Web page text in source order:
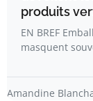
produits
EN BREF
masquent
Amandine